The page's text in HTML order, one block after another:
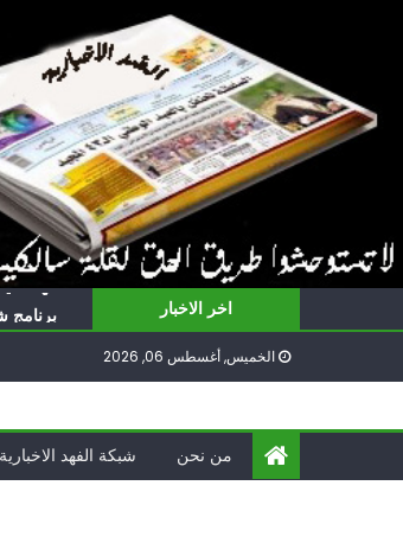
اخر الاخبار
ناشطة
أيّ
الغرب
أيّ
الخميس, أغسطس 06, 2026
شبكة الفهد الاخبارية من نحن